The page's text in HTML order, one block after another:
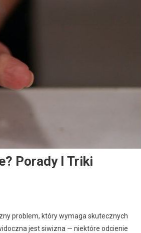
Porady I Triki
problem, który wymaga skutecznych
jest siwizna — niektóre odcienie